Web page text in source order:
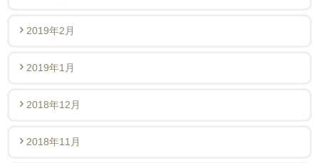
2019年2月
2019年1月
2018年12月
2018年11月